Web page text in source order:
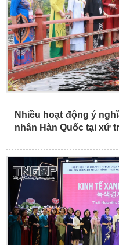
Nhiều hoạt động ý
nhân Hàn Quốc tại xứ